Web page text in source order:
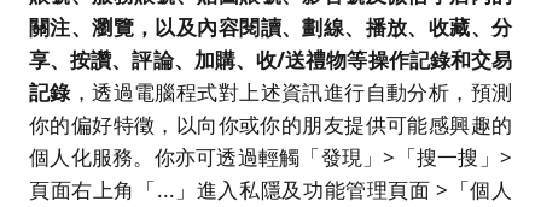
關注、瀏覽，以及內容閱讀、劃線、播放、收藏、分
享、按讚、評論、 加購、 收/送禮物等操作記錄和交易
記錄，透過電腦程式對上述資訊進行自動分析，預測
你的偏好特徵，以向你或你的朋友提供可能感興趣的
個人化服務。你亦可透過輕觸「發現」>「搜一搜」>
頁面右上角「...」進入私隱及功能管理頁面 >「個人